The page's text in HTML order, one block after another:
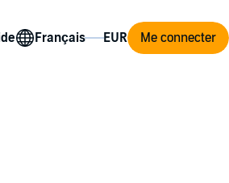
Me connecter